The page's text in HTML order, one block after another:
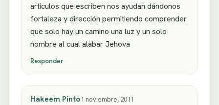
articulos que escriben nos ayudan dándonos
fortaleza y dirección permitiendo comprender
que solo hay un camino una luz y un solo
nombre al cual alabar Jehova
Responder
Hakeem Pinto1 noviembre, 2011